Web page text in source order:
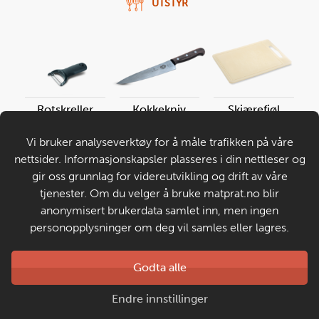
UTSTYR
Rotskreller Kokkekniv Skjærefjøl
Start med å forberede grønnsakene. Skrell søtpotet
med en rotskreller. Du kan også bruke en
potetskreller.
Vi bruker analyseverktøy for å måle trafikken på våre
nettsider. Informasjonskapsler plasseres i din nettleser og
gir oss grunnlag for videreutvikling og drift av våre
tjenester. Om du velger å bruke matprat.no blir
anonymisert brukerdata samlet inn, men ingen
personopplysninger om deg vil samles eller lagres.
Godta alle
Endre innstillinger